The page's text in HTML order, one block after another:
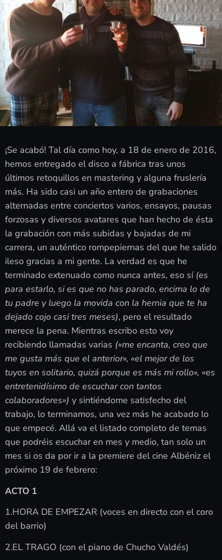
¡Se acabó! Tal día como hoy, a 18 de enero de 2016,
hemos entregado el disco a fábrica tras unos
últimos retoquillos en mastering y alguna fruslería
más. Ha sido casi un año entero de grabaciones
alternadas entre conciertos varios, ensayos, pausas
forzosas y diversos avatares que han hecho de ésta
la grabación con más subidas y bajadas de mi
carrera, un auténtico rompepiernas del que he salido
ileso gracias a mi gente. La verdad es que he
terminado extenuado como nunca antes, eso sí (es
para estarlo, si es que no has parado, encima lo de
tu padre y luego la movida con la hernia que te ha
dejado cojo casi tres meses), pero el resultado
merece la pena. Mientras escribo esto voy
recibiendo llamadas varias («me encanta, creo que
me gusta más que el anterior», «el mejor de los
tuyos en solitario, quizá porque es más mi rollo», «es
entretenidísimo de escuchar con tantos
colaboradores») y sintiéndome satisfecho del
trabajo, lo terminamos, una vez más he acabado lo
que empecé. Allá va el listado completo de temas
que podréis escuchar en mes y medio, tan solo un
mes si os da por ir a la premiere del cine Albéniz el
próximo 19 de febrero:
ACTO 1
1.HORA DE EMPEZAR (voces en directo con el coro
del barrio)
2.EL TRAGO (con el piano de Chucho Valdés)